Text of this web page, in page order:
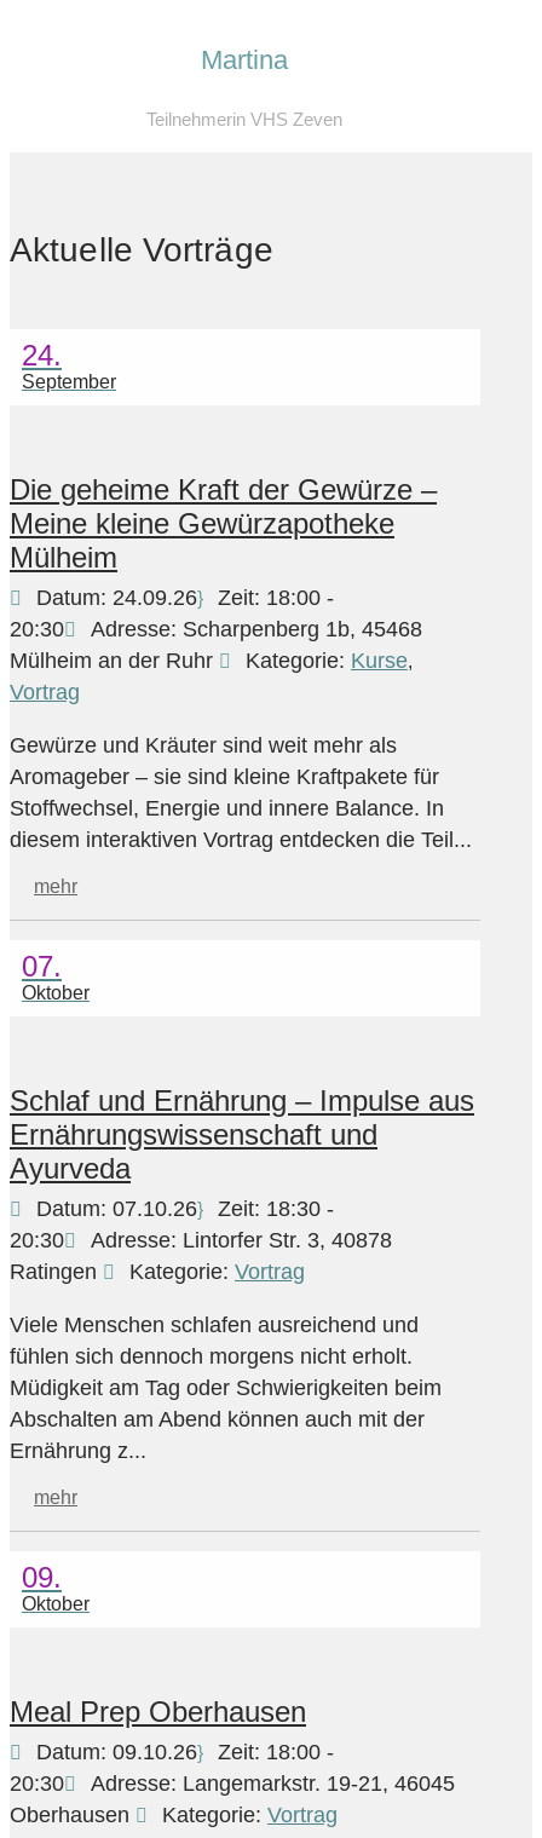
Martina
Teilnehmerin VHS Zeven
Aktuelle Vorträge
24.
September
Die geheime Kraft der Gewürze –
Meine kleine Gewürzapotheke
Mülheim
Datum: 24.09.26 Zeit: 18:00 -
20:30
Adresse: Scharpenberg 1b, 45468
Mülheim an der Ruhr
Kategorie: Kurse,
Vortrag
Gewürze und Kräuter sind weit mehr als
Aromageber – sie sind kleine Kraftpakete für
Stoffwechsel, Energie und innere Balance. In
diesem interaktiven Vortrag entdecken die Teil...
mehr
07.
Oktober
Schlaf und Ernährung – Impulse aus
Ernährungswissenschaft und
Ayurveda
Datum: 07.10.26 Zeit: 18:30 -
20:30
Adresse: Lintorfer Str. 3, 40878
Ratingen
Kategorie: Vortrag
Viele Menschen schlafen ausreichend und
fühlen sich dennoch morgens nicht erholt.
Müdigkeit am Tag oder Schwierigkeiten beim
Abschalten am Abend können auch mit der
Ernährung z...
mehr
09.
Oktober
Meal Prep Oberhausen
Datum: 09.10.26 Zeit: 18:00 -
20:30
Adresse: Langemarkstr. 19-21, 46045
Oberhausen
Kategorie: Vortrag